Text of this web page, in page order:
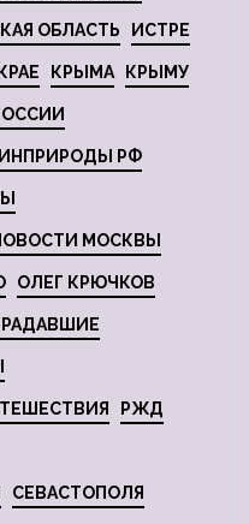
ОБЛАСТЬ ИСТРЕ
КРЫМА КРЫМУ
РФ
МОСКВЫ
ОЛЕГ КРЮЧКОВ
РЖД
СЕВАСТОПОЛЯ